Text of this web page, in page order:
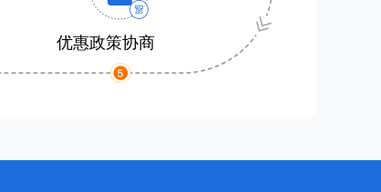
优惠政策协商